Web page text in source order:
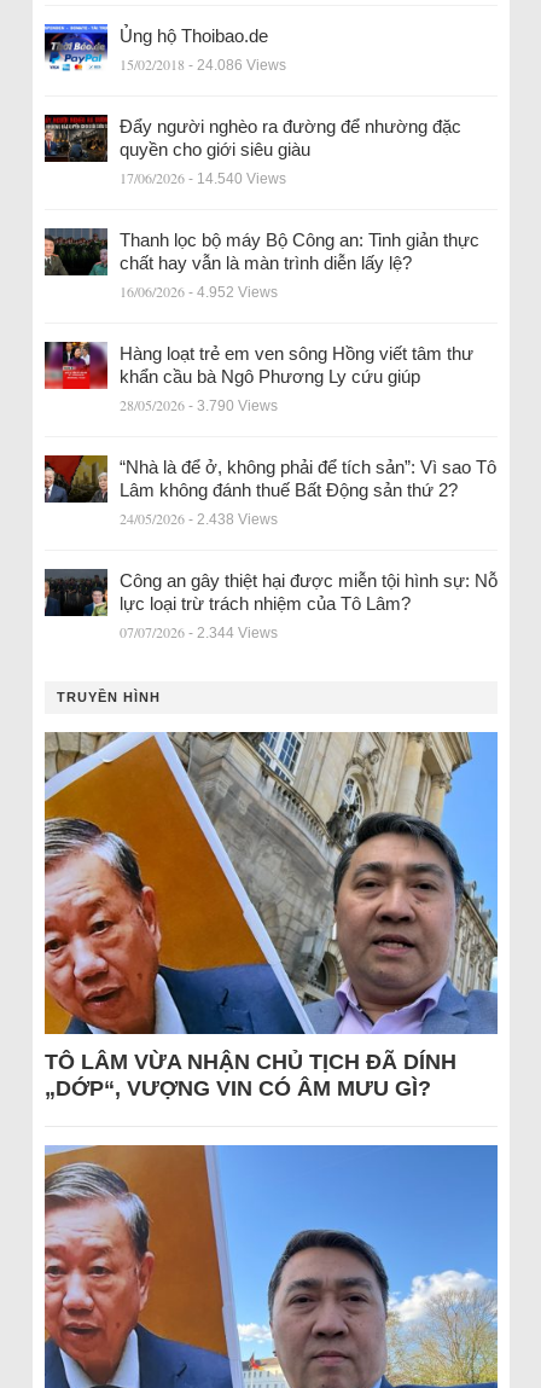
Ủng hộ Thoibao.de
15/02/2018 - 24.086 Views
Đẩy người nghèo ra đường để nhường đặc
quyền cho giới siêu giàu
17/06/2026 - 14.540 Views
Thanh lọc bộ máy Bộ Công an: Tinh giản thực
chất hay vẫn là màn trình diễn lấy lệ?
16/06/2026 - 4.952 Views
Hàng loạt trẻ em ven sông Hồng viết tâm thư
khẩn cầu bà Ngô Phương Ly cứu giúp
28/05/2026 - 3.790 Views
“Nhà là để ở, không phải để tích sản”: Vì sao Tô
Lâm không đánh thuế Bất Động sản thứ 2?
24/05/2026 - 2.438 Views
Công an gây thiệt hại được miễn tội hình sự: Nỗ
lực loại trừ trách nhiệm của Tô Lâm?
07/07/2026 - 2.344 Views
TRUYỀN HÌNH
TÔ LÂM VỪA NHẬN CHỦ TỊCH ĐÃ DÍNH
„DỚP“, VƯỢNG VIN CÓ ÂM MƯU GÌ?